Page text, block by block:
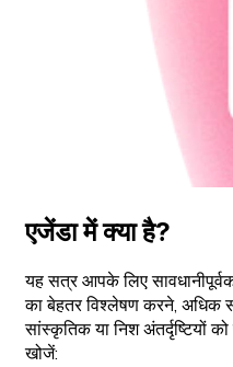
एजेंडा में क्या है?
यह सत्र आपके लिए
का बेहतर विश्लेषण करने, अधिक
सांस्कृतिक या निश अंतर्दृष्टियों
खोजें: